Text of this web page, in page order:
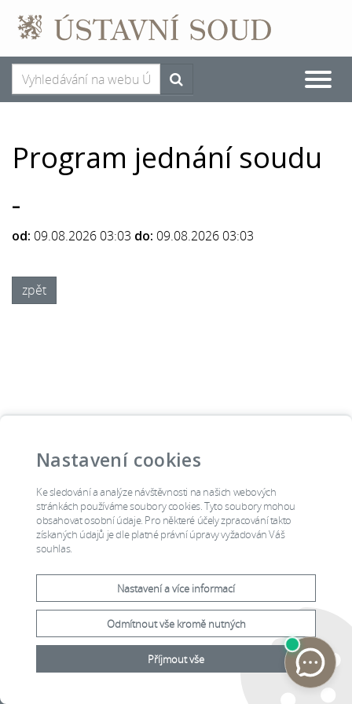
Nastavení cookies
Ke sledování a analýze návštěvnosti na našich webových
stránkách používáme soubory cookies. Tyto soubory mohou
obsahovat osobní údaje. Pro některé účely zpracování takto
získaných údajů je dle platné právní úpravy vyžadován Váš
souhlas.
Nastavení a více informací
Odmítnout vše kromě nutných
Příjmout vše
Toggle
Program jednání soudu
-
od: 09.08.2026 03:03 do: 09.08.2026 03:03
zpět
2015 © Ústavní soud, Joštova
8, Brno, Česká republika
Prohlášení o
přístupnosti